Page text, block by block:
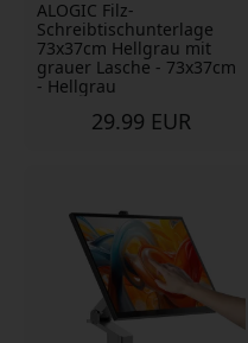
ALOGIC Filz-
Schreibtischunterlage
73x37cm Hellgrau mit
grauer Lasche - 73x37cm
- Hellgrau
29.99 EUR